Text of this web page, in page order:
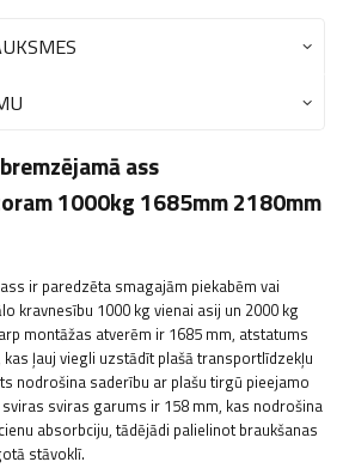
ass
1000kg 1685mm 2180mm
ir paredzēta smagajām piekabēm vai
kravnesību 1000 kg vienai asij un 2000 kg
montāžas atverēm ir 1685 mm, atstatums
ļauj viegli uzstādīt plašā transportlīdzekļu
nodrošina saderību ar plašu tirgū pieejamo
sviras garums ir 158 mm, kas nodrošina
absorbciju, tādējādi palielinot braukšanas
stāvoklī.